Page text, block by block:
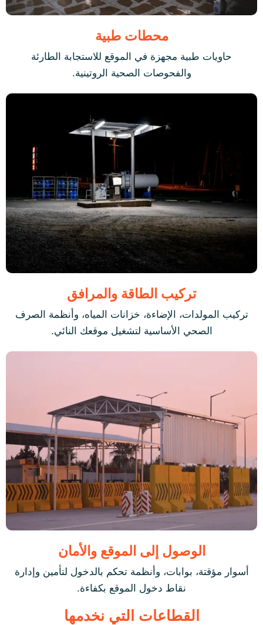
محطات طبية
حاويات طبية مجهزة في الموقع للاستجابة الطارئة
والفحوصات الصحية الروتينية.
تركيب الطاقة والمرافق
تركيب المولدات، الإضاءة، خزانات المياه، وأنظمة الصرف
الصحي الأساسية لتشغيل موقعك النائي.
الوصول إلى الموقع والأمان
أسوار مؤقتة، بوابات، وأنظمة تحكم بالدخول لتأمين وإدارة
نقاط دخول الموقع بكفاءة.
القطاعات التي نخدمها